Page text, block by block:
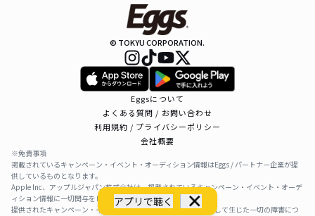
アプリで聴く
© TOKYU CORPORATION.
Eggsについて
よくある質問 / お問い合わせ
利用規約 / プライバシーポリシー
会社概要
※免責事項
掲載されているキャンペーン・イベント・オーディション情報はEggs / パートナー企業が提
供しているものとなります。
Apple Inc、アップルジャパン株式会社は、掲載されているキャンペーン・イベント・オーデ
ィション情報に一切関与をしておりません。
提供されたキャンペーン・イベント・オーディション情報を利用して生じた一切の障害につ